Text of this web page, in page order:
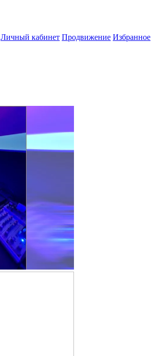
Личный кабинет Продвижение Избранное